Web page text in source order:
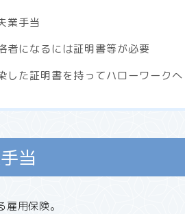
業手当
者になるには証明書等が必要
した証明書を持ってハローワークへ
当
用保険。